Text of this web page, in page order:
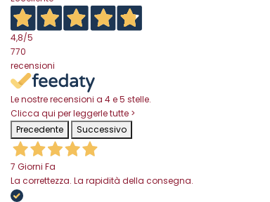
4,8/5
770
recensioni
Le nostre recensioni a 4 e 5 stelle.
Clicca qui per leggerle tutte >
Precedente
Successivo
7 Giorni Fa
La correttezza. La rapidità della consegna.